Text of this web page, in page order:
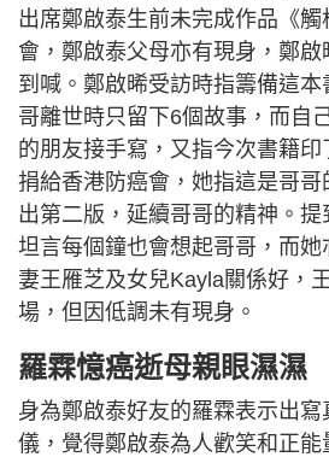
出席鄭啟泰生前未完成作品《
會，鄭啟泰父母亦有現身，鄭
到喊。鄭啟晞受訪時指籌備這
哥離世時只留下6個故事，而自
的朋友接手寫，又指今次書籍
捐給香港防癌會，她指這是哥
出第二版，延續哥哥的精神。
坦言每個鐘也會想起哥哥，而
妻王雁芝及女兒Kayla關係好，
場，但因低調未有現身。
羅霖憶癌逝母親眼濕濕
身為鄭啟泰好友的羅霖表示出寫
儀，覺得鄭啟泰為人歡笑和正